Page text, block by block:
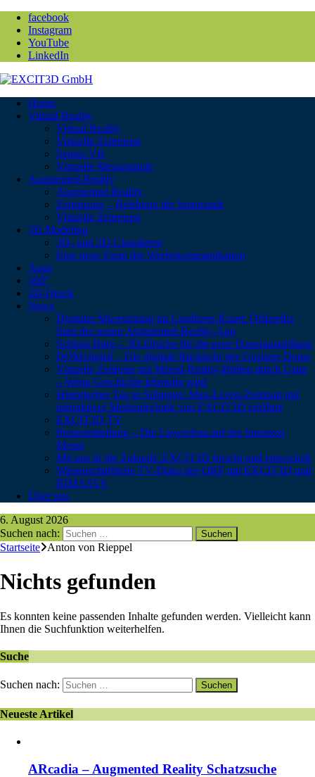
facebook
Instagram
YouTube
LinkedIn
Home
Virtual Reality
Virtual Reality
Virtuelle Zeitreisen
Senior-VR
Virtuelle Messestände
Augmented Reality
Augmented Reality
Zeitsprung – Belebung der Innenstadt
Virtuelle Zeitreisen
3D Modeling
3D- und 2D-Charaktere
Eine neue Form der Werbekommunikation
Apps
360°
3D-Druck
News
Digitaler Museumstag im Landkreis Kusel: Offizieller
Start der neuen Augmented-Reality-App
Schloss Burg – 3D-Drucke für die neue Dauerausstellung
DOM:digital – Die digitale Rückkehr des Goslarer Doms
Virtuelle Zeitreise mit Mixed-Reality-Brillen durch Uslar
– Wenn Geschichte lebendig wird
Historischer Tag in Solingen: Max-Leven-Zentrum mit
interaktiver Medientechnik von EXCIT3D eröffnet
EXCIT3D TV
Pressemitteilung – Die Liewerfrau auf der formnext
Messe
Mit uns in die Zukunft: EXCIT3D forscht und entwickelt
Wissenschaftliche TV-Doku des ORF mit EXCIT3D und
RIMASYS
Über uns
6. August 2026
Suchen nach:
Startseite
Anton von Rieppel
Nichts gefunden
Es konnten keine passenden Inhalte gefunden werden. Vielleicht kann
Ihnen die Suchfunktion weiterhelfen.
Suche
Suchen nach:
Neueste Artikel
ARcadia – Augmented Reality Schatzsuche